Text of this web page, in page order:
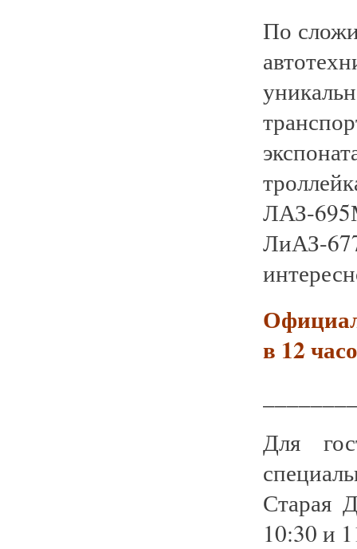
По
ЛАЗ-
ЛиАЗ-
в 12
Для
Старая
10:30 и